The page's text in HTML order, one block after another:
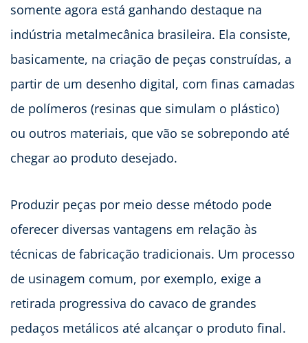
somente agora está ganhando destaque na
indústria metalmecânica brasileira. Ela consiste,
basicamente, na criação de peças construídas, a
partir de um desenho digital, com finas camadas
de polímeros (resinas que simulam o plástico)
ou outros materiais, que vão se sobrepondo até
chegar ao produto desejado.
Produzir peças por meio desse método pode
oferecer diversas vantagens em relação às
técnicas de fabricação tradicionais. Um processo
de usinagem comum, por exemplo, exige a
retirada progressiva do cavaco de grandes
pedaços metálicos até alcançar o produto final.